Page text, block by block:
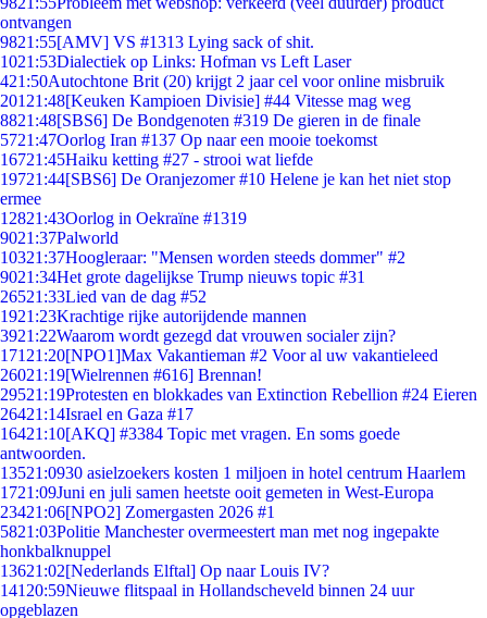
ontvangen
9821:55[AMV] VS #1313 Lying sack of shit.
1021:53Dialectiek op Links: Hofman vs Left Laser
421:50Autochtone Brit (20) krijgt 2 jaar cel voor online misbruik
201 21:48[Keuken Kampioen Divisie] #44 Vitesse mag weg
8821:48[SBS6] De Bondgenoten #319 De gieren in de finale
5721:47Oorlog Iran #137 Op naar een mooie toekomst
16721:45Haiku ketting #27 - strooi wat liefde
19721:44[SBS6] De Oranjezomer #10 Helene je kan het niet stop
ermee
12821:43Oorlog in Oekraïne #1319
9021:37Palworld
10321:37Hoogleraar: "Mensen worden steeds dommer" #2
9021:34Het grote dagelijkse Trump nieuws topic #31
26521:33Lied van de dag #52
1921:23Krachtige rijke autorijdende mannen
3921:22Waarom wordt gezegd dat vrouwen socialer zijn?
171 21:20[NPO1]Max Vakantieman #2 Voor al uw vakantieleed
26021:19[Wielrennen #616] Brennan!
29521:19Protesten en blokkades van Extinction Rebellion #24 Eieren
26421:14Israel en Gaza #17
16421:10[AKQ] #3384 Topic met vragen. En soms goede
antwoorden.
13521:0930 asielzoekers kosten 1 miljoen in hotel centrum Haarlem
1721:09Juni en juli samen heetste ooit gemeten in West-Europa
23421:06[NPO2] Zomergasten 2026 #1
5821:03Politie Manchester overmeestert man met nog ingepakte
honkbalknuppel
13621:02[Nederlands Elftal] Op naar Louis IV?
141 20:59Nieuwe flitspaal in Hollandscheveld binnen 24 uur
opgeblazen